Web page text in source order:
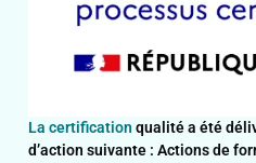
La certificationqualité a été
d’action suivante : Actions de